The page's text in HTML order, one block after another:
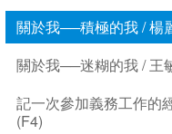
關於我──積極的我 / 楊
關於我──迷糊的我 / 王
記一次參加義務工作的
(F4)